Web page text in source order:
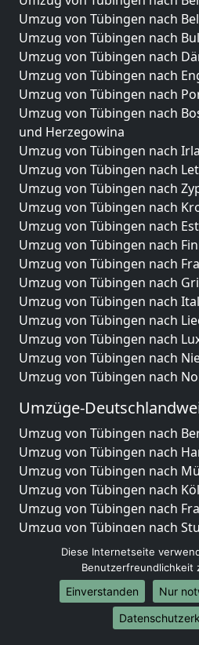
Umzug von Tübingen nach
Umzug von Tübingen nach
Umzug von Tübingen nach
Umzug von Tübingen nach
Umzug von Tübingen nach
Umzug von Tübingen nach
und Herzegowina
Umzug von Tübingen nach
Umzug von Tübingen nach
Umzug von Tübingen nach
Umzug von Tübingen nach
Umzug von Tübingen nach
Umzug von Tübingen nach
Umzug von Tübingen nach
Umzug von Tübingen nach
Umzug von Tübingen nach
Umzug von Tübingen nach
Umzug von Tübingen nach
Umzug von Tübingen nach
Umzug von Tübingen nach
Umzüge-
Umzug von Tübingen nach
Umzug von Tübingen nach
Umzug von Tübingen nach
Umzug von Tübingen nach
Umzug von Tübingen nach
Umzug von Tübingen nach
Umzug von Tübingen nach
Umzug von Tübingen nach
Umzug von Tübingen nach
Umzug von Tübingen nach
Umzug von Tübingen nach
Diese Internetseite
Benutzerfreundlichkeit
Einverstanden
Nur